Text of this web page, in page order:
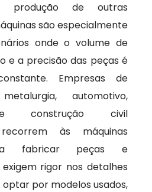
produção de outras
são especialmente
onde o volume de
e a precisão das peças é
Empresas de
automotivo,
e construção civil
às máquinas
fabricar peças e
rigor nos detalhes
por modelos usados,